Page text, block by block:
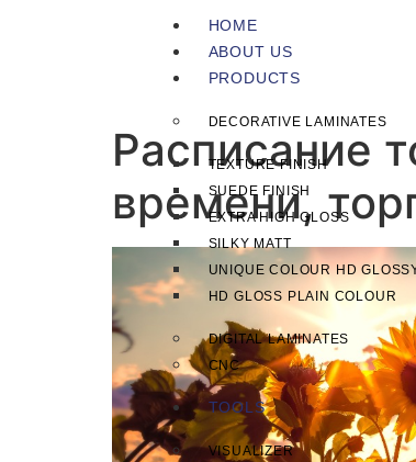
HOME
ABOUT US
PRODUCTS
DECORATIVE LAMINATES
TEXTURE FINISH
SUEDE FINISH
EXTRA HIGH GLOSS
SILKY MATT
UNIQUE COLOUR HD
HD GLOSS PLAIN COLOUR
DIGITAL LAMINATES
CNC
TOOLS
VISUALIZER
Расписание
времени,